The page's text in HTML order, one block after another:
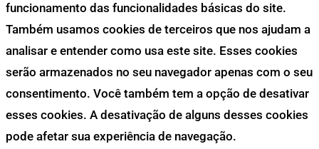
funcionamento das funcionalidades básicas do site.
Também usamos cookies de terceiros que nos ajudam a
analisar e entender como usa este site. Esses cookies
serão armazenados no seu navegador apenas com o seu
consentimento. Você também tem a opção de desativar
esses cookies. A desativação de alguns desses cookies
pode afetar sua experiência de navegação.